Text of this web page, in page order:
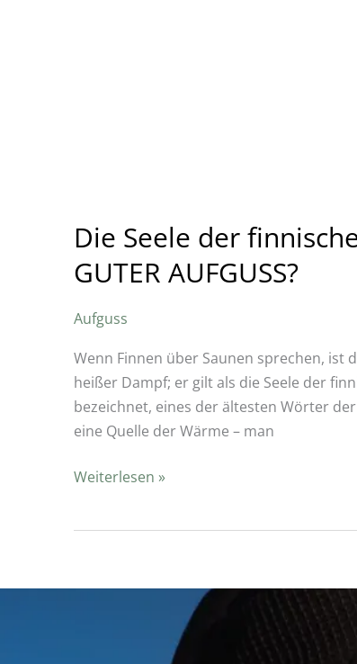
Die Seele der
GUTER AUFGUSS?
Aufguss
Wenn Finnen über Saunen sprechen, ist
heißer Dampf; er gilt als die Seele der
bezeichnet, eines der ältesten Wörter
eine Quelle der Wärme – man
Weiterlesen »